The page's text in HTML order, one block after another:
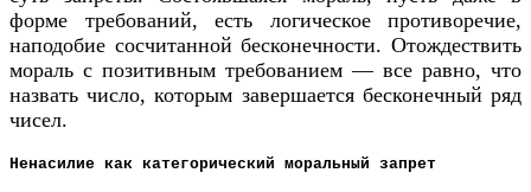
форме требований, есть логическое противоречие,
наподобие сосчитанной бесконечности. Отождествить
мораль с позитивным требованием — все равно, что
назвать число, которым завершается бесконечный ряд
чисел.
Ненасилие как категорический моральный запрет